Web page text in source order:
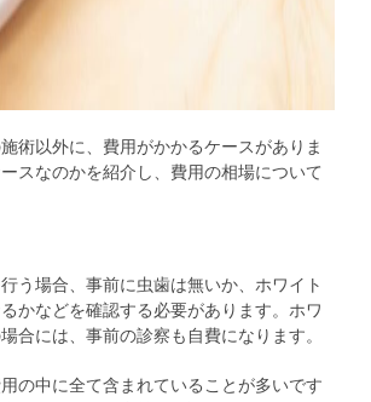
術以外に、費用がかかるケースがありま
スなのかを紹介し、費用の相場について
う場合、事前に虫歯は無いか、ホワイト
かなどを確認する必要があります。ホワ
合には、事前の診察も自費になります。
の中に全て含まれていることが多いです